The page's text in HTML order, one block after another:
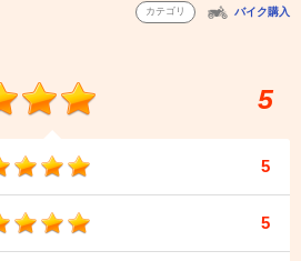
カテゴリ バイク購入
5
5
5